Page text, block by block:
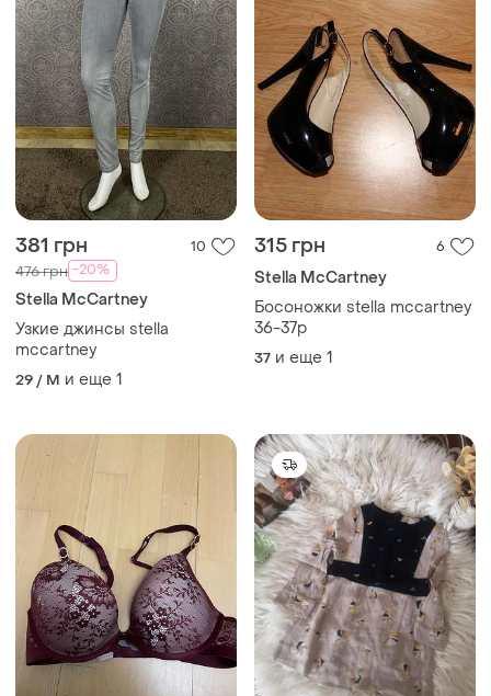
381 грн 10
476 грн -20%
Stella McCartney
Узкие джинсы stella
mccartney
29 / M и еще 1
315 грн 6
Stella McCartney
Босоножки stella mccartney
36-37р
37 и еще 1